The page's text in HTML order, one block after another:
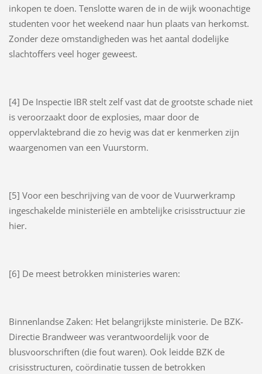
inkopen te doen. Tenslotte waren de in de wijk woonachtige
studenten voor het weekend naar hun plaats van herkomst.
Zonder deze omstandigheden was het aantal dodelijke
slachtoffers veel hoger geweest.
[4] De Inspectie IBR stelt zelf vast dat de grootste schade niet
is veroorzaakt door de explosies, maar door de
oppervlaktebrand die zo hevig was dat er kenmerken zijn
waargenomen van een Vuurstorm.
[5] Voor een beschrijving van de voor de Vuurwerkramp
ingeschakelde ministeriële en ambtelijke crisisstructuur zie
hier.
[6] De meest betrokken ministeries waren:
Binnenlandse Zaken: Het belangrijkste ministerie. De BZK-
Directie Brandweer was verantwoordelijk voor de
blusvoorschriften (die fout waren). Ook leidde BZK de
crisisstructuren, coördinatie tussen de betrokken